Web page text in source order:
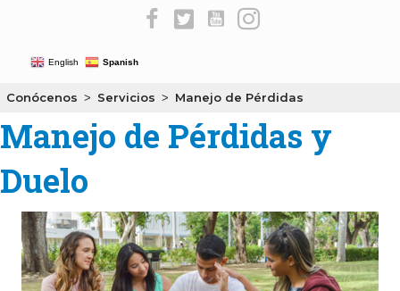
English Spanish
Conócenos > Servicios > Manejo de Pérdidas
Manejo de Pérdidas y
Duelo